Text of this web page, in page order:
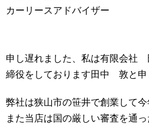
カーリースアドバイザー
申し遅れました、私は有限会社
締役をしております田中 敦と申
弊社は狭山市の笹井で創業して今
また当店は国の厳しい審査を通